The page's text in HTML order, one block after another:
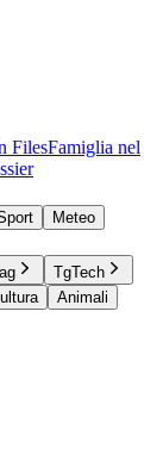
FilesFamiglia nel
Meteo
TgTech
Animali